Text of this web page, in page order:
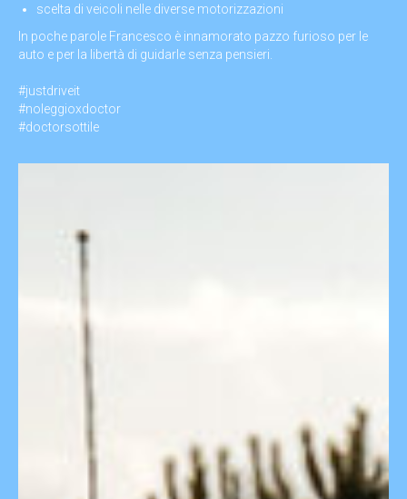
scelta di veicoli nelle diverse motorizzazioni
In poche parole Francesco è innamorato pazzo furioso per le
auto e per la libertà di guidarle senza pensieri.
#justdriveit
#noleggioxdoctor
#doctorsottile